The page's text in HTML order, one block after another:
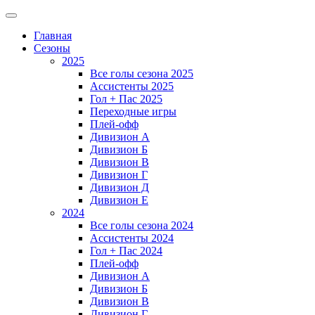
Главная
Сезоны
2025
Все голы сезона 2025
Ассистенты 2025
Гол + Пас 2025
Переходные игры
Плей-офф
Дивизион A
Дивизион Б
Дивизион В
Дивизион Г
Дивизион Д
Дивизион Е
2024
Все голы сезона 2024
Ассистенты 2024
Гол + Пас 2024
Плей-офф
Дивизион A
Дивизион Б
Дивизион В